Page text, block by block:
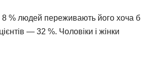
8 % людей переживають його хоча б
— 32 %. Чоловіки і жінки